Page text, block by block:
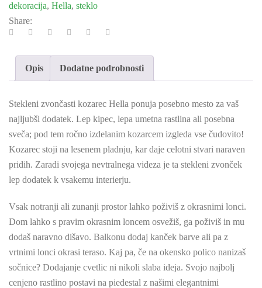
dekoracija, Hella, steklo
Share:
Opis Dodatne podrobnosti
Stekleni zvončasti kozarec Hella ponuja posebno mesto za vaš
najljubši dodatek. Lep kipec, lepa umetna rastlina ali posebna
sveča; pod tem ročno izdelanim kozarcem izgleda vse čudovito!
Kozarec stoji na lesenem pladnju, kar daje celotni stvari naraven
pridih. Zaradi svojega nevtralnega videza je ta stekleni zvonček
lep dodatek k vsakemu interierju.
Vsak notranji ali zunanji prostor lahko poživiš z okrasnimi lonci.
Dom lahko s pravim okrasnim loncem osvežiš, ga poživiš in mu
dodaš naravno dišavo. Balkonu dodaj kanček barve ali pa z
vrtnimi lonci okrasi teraso. Kaj pa, če na okensko polico nanizaš
sočnice? Dodajanje cvetlic ni nikoli slaba ideja. Svojo najbolj
cenjeno rastlino postavi na piedestal z našimi elegantnimi